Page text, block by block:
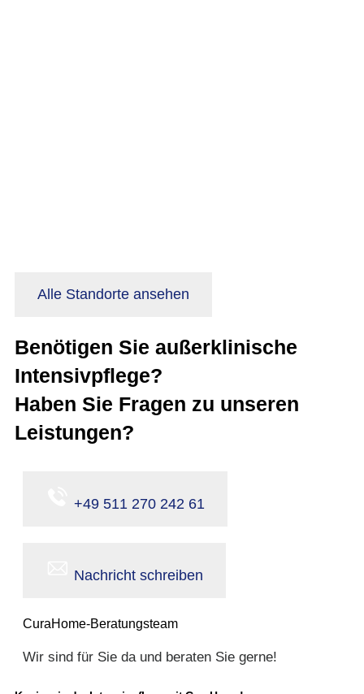
Alle Standorte ansehen
Benötigen Sie außerklinische
Intensivpflege?
Haben Sie Fragen zu unseren
Leistungen?
+49 511 270 242 61
Nachricht schreiben
CuraHome-Beratungsteam
Wir sind für Sie da und beraten Sie gerne!